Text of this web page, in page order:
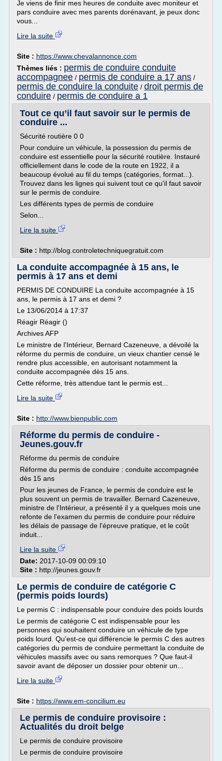
Je viens de finir mes heures de conduite avec moniteur et
pars conduire avec mes parents dorénavant, je peux donc
vous...
Lire la suite
Site : https://www.chevalannonce.com
Thèmes liés : permis de conduire conduite
accompagnee / permis de conduire a 17 ans /
permis de conduire la conduite / droit permis de
conduire / permis de conduire a 1
Tout ce qu’il faut savoir sur le permis de
conduire ...
Sécurité routière 0 0
Pour conduire un véhicule, la possession du permis de
conduire est essentielle pour la sécurité routière. Instauré
officiellement dans le code de la route en 1922, il a
beaucoup évolué au fil du temps (catégories, format...).
Trouvez dans les lignes qui suivent tout ce qu'il faut savoir
sur le permis de conduire.
Les différents types de permis de conduire
Selon...
Lire la suite
Site : http://blog.controletechniquegratuit.com
La conduite accompagnée à 15 ans, le
permis à 17 ans et demi
PERMIS DE CONDUIRE La conduite accompagnée à 15
ans, le permis à 17 ans et demi ?
Le 13/06/2014 à 17:37
Réagir Réagir ()
Archives AFP
Le ministre de l'Intérieur, Bernard Cazeneuve, a dévoilé la
réforme du permis de conduire, un vieux chantier censé le
rendre plus accessible, en autorisant notamment la
conduite accompagnée dès 15 ans.
Cette réforme, très attendue tant le permis est...
Lire la suite
Site : http://www.bienpublic.com
Réforme du permis de conduire -
Jeunes.gouv.fr
Réforme du permis de conduire
Réforme du permis de conduire : conduite accompagnée
dès 15 ans
Pour les jeunes de France, le permis de conduire est le
plus souvent un permis de travailler. Bernard Cazeneuve,
ministre de l'Intérieur, a présenté il y a quelques mois une
refonte de l'examen du permis de conduire pour réduire
les délais de passage de l'épreuve pratique, et le coût
induit...
Lire la suite
Date: 2017-10-09 00:09:10
Site : http://jeunes.gouv.fr
Le permis de conduire de catégorie C
(permis poids lourds)
Le permis C : indispensable pour conduire des poids lourds
Le permis de catégorie C est indispensable pour les
personnes qui souhaitent conduire un véhicule de type
poids lourd. Qu'est-ce qui différencie le permis C des autres
catégories du permis de conduire permettant la conduite de
véhicules massifs avec ou sans remorques ? Que faut-il
savoir avant de déposer un dossier pour obtenir un...
Lire la suite
Site : https://www.em-concilium.eu
Le permis de conduire provisoire :
Actualités du droit belge
Le permis de conduire provisoire
Le permis de conduire provisoire